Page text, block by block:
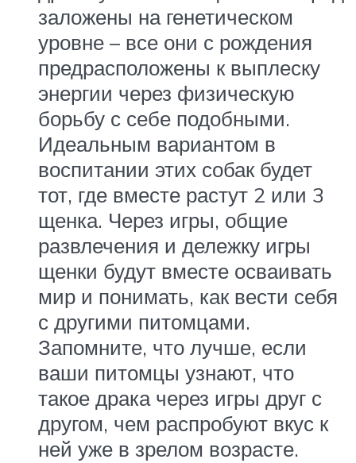
заложены на генетическом
уровне – все они с рождения
предрасположены к выплеску
энергии через физическую
борьбу с себе подобными.
Идеальным вариантом в
воспитании этих собак будет
тот, где вместе растут 2 или 3
щенка. Через игры, общие
развлечения и дележку игры
щенки будут вместе осваивать
мир и понимать, как вести себя
с другими питомцами.
Запомните, что лучше, если
ваши питомцы узнают, что
такое драка через игры друг с
другом, чем распробуют вкус к
ней уже в зрелом возрасте.